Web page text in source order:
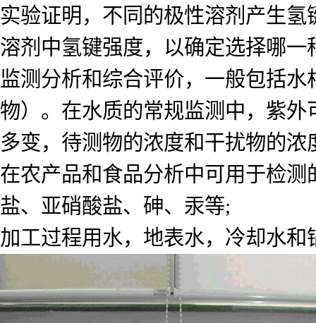
实验证明，不同的极性溶剂产生
溶剂中氢键强度，以确定选择哪一
监测分析和综合评价，一般包括
物）。在水质的常规监测中，紫
多变，待测物的浓度和干扰物的
在农产品和食品分析中可用于检
盐、亚硝酸盐、砷、汞等;
加工过程用水，地表水，冷却水和